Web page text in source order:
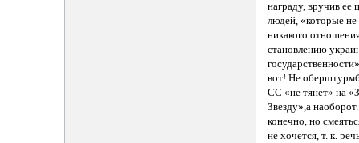
награду, вручив ее
людей, «которые не
никакого
становлению
вот! Не
СС «не тянет» на
Звезду»,а
конечно, но
не хочется, т. к.